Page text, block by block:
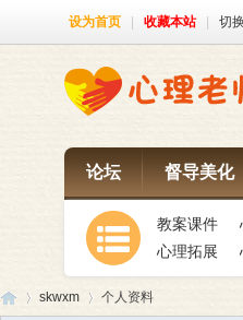
设为首页 收藏本站 切
论坛 督导美化
教案课件
心理拓展
skwxm 个人资料